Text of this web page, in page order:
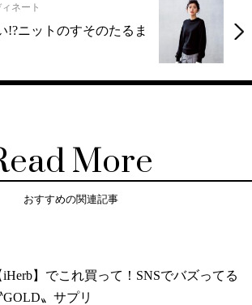
ネート
!?ニットのすそのたるま
More
おすすめの関連記事
iHerb】でこれ買って！SNSでバズってる
GOLD〟サプリ